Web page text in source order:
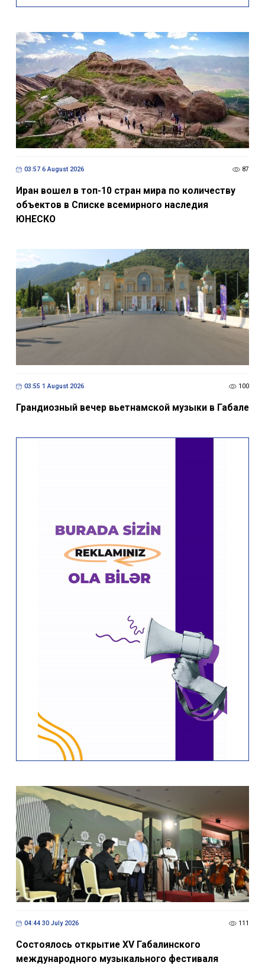
03:57 6 August 2026 87
Иран вошел в топ-10 стран мира по количеству
объектов в Списке всемирного наследия
ЮНЕСКО
03:55 1 August 2026 100
Грандиозный вечер вьетнамской музыки в Габале
04:44 30 July 2026 111
Состоялось открытие XV Габалинского
международного музыкального фестиваля